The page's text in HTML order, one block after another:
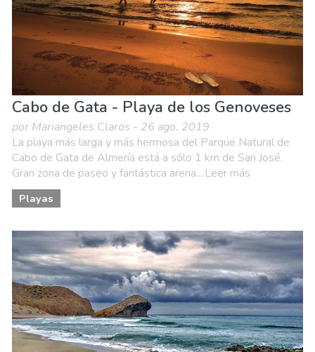
Cabo de Gata - Playa de los Genoveses
por Mariangeles Claros - 26 ago. 2019
La playa más larga y más hermosa del Parque Natural de
Cabo de Gata de Almería está a sólo 1 km de San José.
Gran zona de paseo y fantástica arena....Leer más
Playas